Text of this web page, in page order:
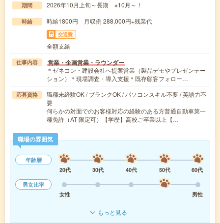
期間 2026年10月上旬～長期 ※10月～！
時給 時給1800円 月収例 288,000円+残業代
交通費
全額支給
仕事内容 営業・企画営業・ラウンダー
＊ゼネコン・建設会社へ提案営業（製品デモやプレゼンテー
ション）＊現場調査・導入支援＊既存顧客フォロー…
応募資格
職種未経験OK / ブランクOK / パソコンスキル不要 / 英語力不
要
何らかの対面でのお客様対応の経験のある方普通自動車第一
種免許（AT 限定可）【学歴】高校ご卒業以上【…
職場の雰囲気
年齢層
20代
30代 40代 50代
60代
男女比率
女性
男性
もっと見る